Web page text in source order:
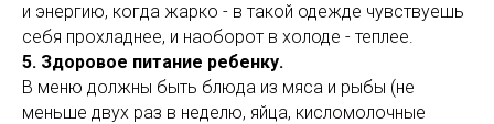
и энергию, когда жарко - в такой одежде чувствуешь
себя прохладнее, и наоборот в холоде - теплее.
5. Здоровое питание ребенку.
В меню должны быть блюда из мяса и рыбы (не
меньше двух раз в неделю, яйца, кисломолочные